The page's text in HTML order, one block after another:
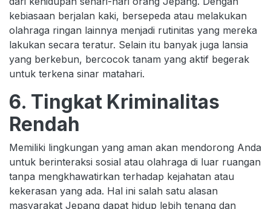
kebiasaan berjalan kaki, bersepeda atau melakukan
olahraga ringan lainnya menjadi rutinitas yang mereka
lakukan secara teratur. Selain itu banyak juga lansia
yang berkebun, bercocok tanam yang aktif begerak
untuk terkena sinar matahari.
6. Tingkat Kriminalitas
Rendah
Memiliki lingkungan yang aman akan mendorong Anda
untuk berinteraksi sosial atau olahraga di luar ruangan
tanpa mengkhawatirkan terhadap kejahatan atau
kekerasan yang ada. Hal ini salah satu alasan
masyarakat Jepang dapat hidup lebih tenang dan